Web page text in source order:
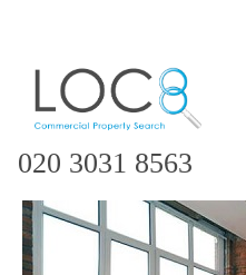
020 3031 8563